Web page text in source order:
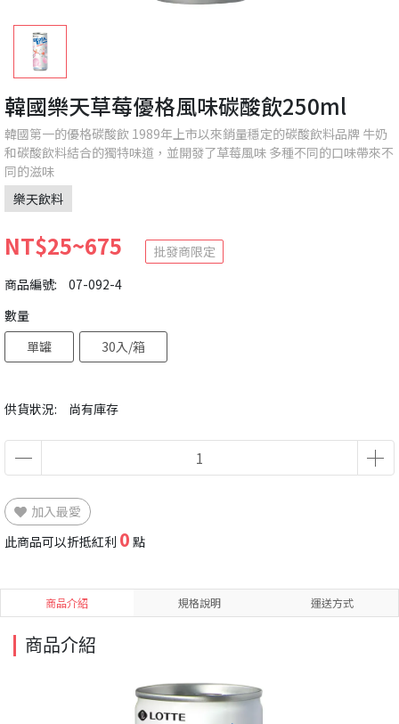
韓國樂天草莓優格風味碳酸飲250ml
韓國第一的優格碳酸飲 1989年上市以來銷量穩定的碳酸飲料品牌 牛奶
和碳酸飲料結合的獨特味道，並開發了草莓風味 多種不同的口味帶來不
同的滋味
樂天飲料
NT$25~675
批發商限定
商品編號:
07-092-4
供貨狀況: 尚有庫存
數量
單罐
30入/箱
加入最愛
此商品可以折抵紅利 0 點
商品介紹 規格說明 運送方式
商品介紹